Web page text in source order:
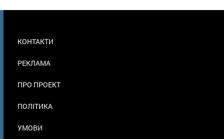
В
КОНТАКТИ
РЕКЛАМА
ПРО ПРОЕКТ
ПОЛІТИКА
УМОВИ